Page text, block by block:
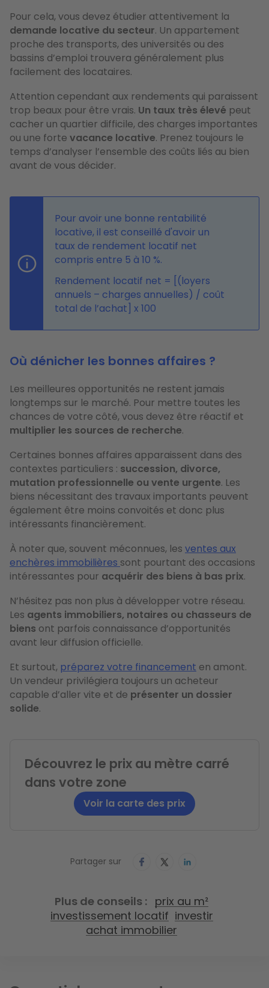
Pour cela, vous devez étudier attentivement la
demande locative du secteur. Un appartement
proche des transports, des universités ou des
bassins d’emploi trouvera généralement plus
facilement des locataires.
Attention cependant aux rendements qui paraissent
trop beaux pour être vrais. Un taux très élevé peut
cacher un quartier difficile, des charges importantes
ou une forte vacance locative. Prenez toujours le
temps d’analyser l’ensemble des coûts liés au bien
avant de vous décider.
Pour avoir une bonne rentabilité
locative, il est conseillé d'avoir un
taux de rendement locatif net
compris entre 5 à 10 %.
Rendement locatif net = [(loyers
annuels – charges annuelles) / coût
total de l’achat] x 100
Où dénicher les bonnes affaires ?
Les meilleures opportunités ne restent jamais
longtemps sur le marché. Pour mettre toutes les
chances de votre côté, vous devez être réactif et
multiplier les sources de recherche.
Certaines bonnes affaires apparaissent dans des
contextes particuliers : succession, divorce,
mutation professionnelle ou vente urgente. Les
biens nécessitant des travaux importants peuvent
également être moins convoités et donc plus
intéressants financièrement.
À noter que, souvent méconnues, les ventes aux
enchères immobilières sont pourtant des occasions
intéressantes pour acquérir des biens à bas prix.
N’hésitez pas non plus à développer votre réseau.
Les agents immobiliers, notaires ou chasseurs de
biens ont parfois connaissance d’opportunités
avant leur diffusion officielle.
Et surtout, préparez votre financement en amont.
Un vendeur privilégiera toujours un acheteur
capable d’aller vite et de présenter un dossier
solide.
Découvrez le prix au mètre carré
dans votre zone
Voir la carte des prix
Partager sur
Plus de conseils
prix au m²
investissement locatif investir
achat immobilier